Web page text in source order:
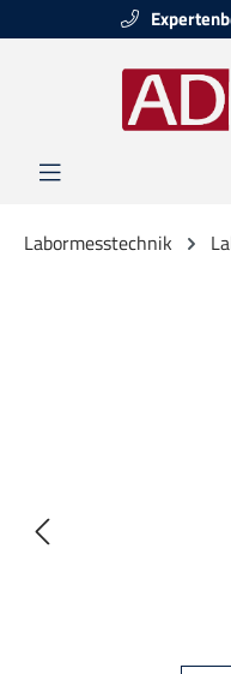
Labormesstechnik